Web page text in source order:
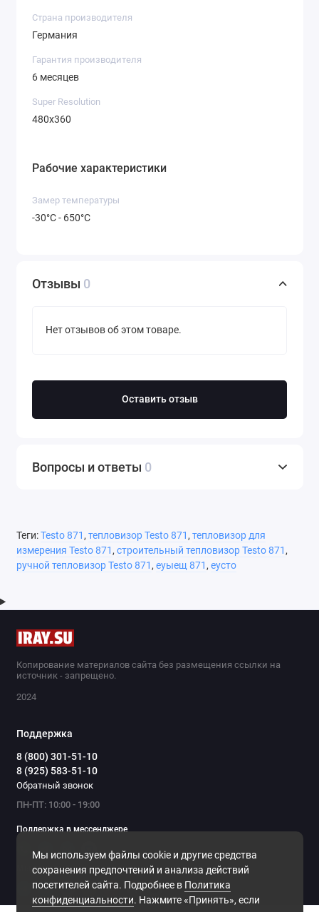
Страна производителя
Германия
Гарантия производителя
6 месяцев
Super Resolution
480x360
Рабочие характеристики
Замер температуры
-30°C - 650°C
Отзывы 0
Нет отзывов об этом товаре.
Оставить отзыв
Вопросы и ответы 0
Теги:Testo 871, тепловизор Testo 871, тепловизор для
измерения Testo 871, строительный тепловизор Testo 871,
ручной тепловизор Testo 871, еуыещ 871, еусто
Мы используем файлы cookie и другие средства
сохранения предпочтений и анализа действий
посетителей сайта. Подробнее в Политика
конфиденциальности. Нажмите «Принять», если
Копирование материалов сайта без размещения ссылки на
источник - запрещено.
2024
Поддержка
8 (800) 301-51-10
8 (925) 583-51-10
Обратный звонок
ПН-ПТ: 10:00 - 19:00
Поддержка в мессенджере
Мы в сети